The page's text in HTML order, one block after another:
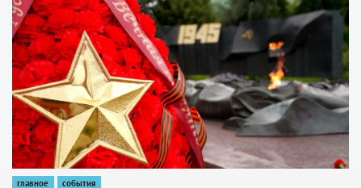
2
главное события